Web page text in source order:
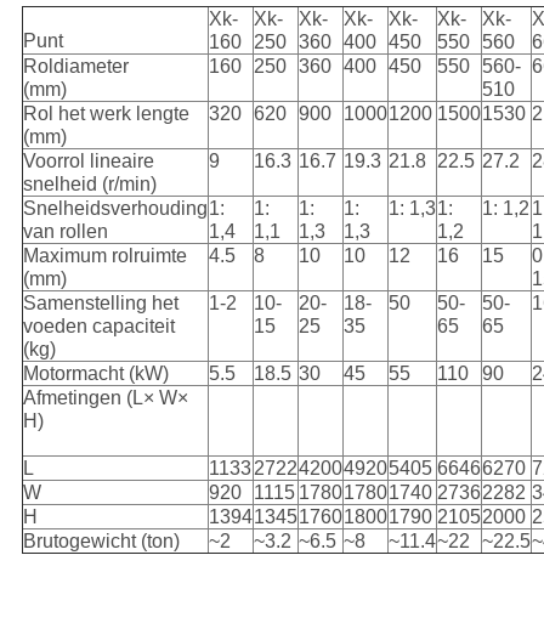
Punt
Xk-
160
Xk-
250
Xk-
360
Xk-
400
Xk-
450
Xk-
550
Xk-
560
Roldiameter
(mm)
160 250 360 400 450 550
560-
510
Rol het werk lengte
(mm)
320 620 900 10001200 15001530
Voorrol lineaire
snelheid (r/min)
9 16.3 16.7 19.3 21.8 22.5 27.2
Snelheidsverhouding
van rollen
1:
1,4
1:
1,1
1:
1,3
1:
1,3
1: 1,31:
1,2
1: 1,2
Maximum rolruimte
(mm)
4.5 8 10 10 12 16 15
Samenstelling het
voeden capaciteit
(kg)
1-2
10-
15
20-
25
18-
35
50
50-
65
50-
65
Motormacht (kW) 5.5 18.5 30 45 55 110 90
Afmetingen (L× W×
H)
L 11332722420049205405 66466270
W
920 1115 178017801740 27362282
H
13941345176018001790 21052000
Brutogewicht (ton)
~2 ~3.2 ~6.5 ~8 ~11.4~22 ~22.5